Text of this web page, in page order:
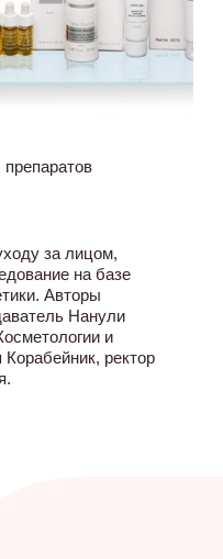
за лицом,
на базе
Авторы
Нанули
и
ректор